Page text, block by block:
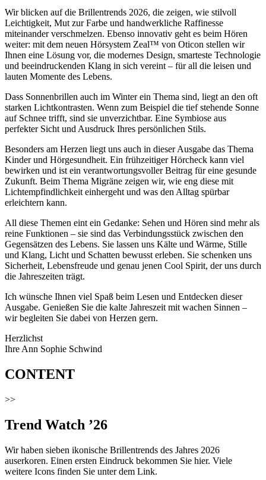
Wir blicken auf die Brillentrends 2026, die zeigen, wie stilvoll
Leichtigkeit, Mut zur Farbe und handwerkliche Raffinesse
miteinander verschmelzen. Ebenso innovativ geht es beim Hören
weiter: mit dem neuen Hörsystem Zeal™ von Oticon stellen wir
Ihnen eine Lösung vor, die modernes Design, smarteste Technologie
und beeindruckenden Klang in sich vereint – für all die leisen und
lauten Momente des Lebens.
Dass Sonnenbrillen auch im Winter ein Thema sind, liegt an den oft
starken Lichtkontrasten. Wenn zum Beispiel die tief stehende Sonne
auf Schnee trifft, sind sie unverzichtbar. Eine Symbiose aus
perfekter Sicht und Ausdruck Ihres persönlichen Stils.
Besonders am Herzen liegt uns auch in dieser Ausgabe das Thema
Kinder und Hörgesundheit. Ein frühzeitiger Hörcheck kann viel
bewirken und ist ein verantwortungsvoller Beitrag für eine gesunde
Zukunft. Beim Thema Migräne zeigen wir, wie eng diese mit
Lichtempfindlichkeit einhergeht und was den Alltag spürbar
erleichtern kann.
All diese Themen eint ein Gedanke: Sehen und Hören sind mehr als
reine Funktionen – sie sind das Verbindungsstück zwischen den
Gegensätzen des Lebens. Sie lassen uns Kälte und Wärme, Stille
und Klang, Licht und Schatten bewusst erleben. Sie schenken uns
Sicherheit, Lebensfreude und genau jenen Cool Spirit, der uns durch
die Jahreszeiten trägt.
Ich wünsche Ihnen viel Spaß beim Lesen und Entdecken dieser
Ausgabe. Genießen Sie die kalte Jahreszeit mit wachen Sinnen –
wir begleiten Sie dabei von Herzen gern.
Herzlichst
Ihre Ann Sophie Schwind
CONTENT
>>
Trend Watch ’26
Wir haben sieben ikonische Brillentrends des Jahres 2026
auserkoren. Einen ersten Eindruck bekommen Sie hier. Viele
weitere Icons finden Sie unter dem Link.